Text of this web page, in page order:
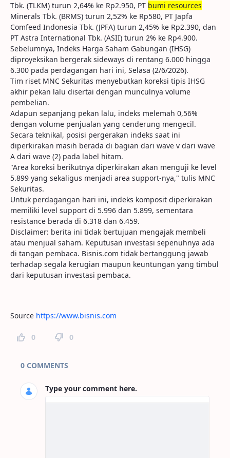
Tbk. (TLKM) turun 2,64% ke Rp2.950, PT bumi resources
Minerals Tbk. (BRMS) turun 2,52% ke Rp580, PT Japfa
Comfeed Indonesia Tbk. (JPFA) turun 2,45% ke Rp2.390, dan
PT Astra International Tbk. (ASII) turun 2% ke Rp4.900.
Sebelumnya, Indeks Harga Saham Gabungan (IHSG)
diproyeksikan bergerak sideways di rentang 6.000 hingga
6.300 pada perdagangan hari ini, Selasa (2/6/2026).
Tim riset MNC Sekuritas menyebutkan koreksi tipis IHSG
akhir pekan lalu disertai dengan munculnya volume
pembelian.
Adapun sepanjang pekan lalu, indeks melemah 0,56%
dengan volume penjualan yang cenderung mengecil.
Secara teknikal, posisi pergerakan indeks saat ini
diperkirakan masih berada di bagian dari wave v dari wave
A dari wave (2) pada label hitam.
"Area koreksi berikutnya diperkirakan akan menguji ke level
5.899 yang sekaligus menjadi area support-nya," tulis MNC
Sekuritas.
Untuk perdagangan hari ini, indeks komposit diperkirakan
memiliki level support di 5.996 dan 5.899, sementara
resistance berada di 6.318 dan 6.459.
Disclaimer: berita ini tidak bertujuan mengajak membeli
atau menjual saham. Keputusan investasi sepenuhnya ada
di tangan pembaca. Bisnis.com tidak bertanggung jawab
terhadap segala kerugian maupun keuntungan yang timbul
dari keputusan investasi pembaca.
Source https://www.bisnis.com
0 0
Page Comments
0 COMMENTS
Type your comment here.